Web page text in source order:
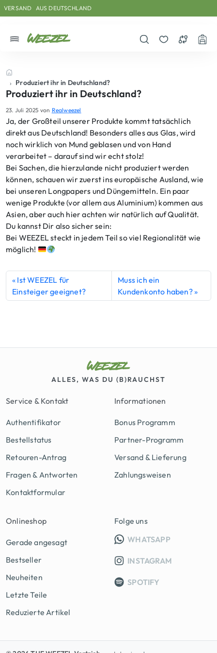
Skip to main content
Direkt zum Inhalt
Weiter zum Footer
VERSAND AUS DEUTSCHLAND
Startseite
Produziert ihr in Deutschland?
Produziert ihr in Deutschland?
23. Juli 2025 von Realweezel
Ja, der Großteil unserer Produkte kommt tatsächlich
direkt aus Deutschland! Besonders alles aus Glas, wird
noch wirklich von Mund geblasen und von Hand
verarbeitet – darauf sind wir echt stolz!
Bei Sachen, die hierzulande nicht produziert werden
können, schauen wir zuerst ins europäische Ausland, wie
bei unseren Longpapers und Düngemitteln. Ein paar
wenige Produkte (vor allem aus Aluminium) kommen aus
Asien, aber auch hier achten wir natürlich auf Qualität.
Du kannst Dir also sicher sein:
Bei WEEZEL steckt in jedem Teil so viel Regionalität wie
möglich!
Ist WEEZEL für
Einsteiger geeignet?
Muss ich ein
Kundenkonto haben?
ALLES, WAS DU (B)RAUCHST
Service & Kontakt
Authentifikator
Bestellstatus
Retouren-Antrag
Fragen & Antworten
Kontaktformular
Informationen
Bonus Programm
Partner-Programm
Versand & Lieferung
Zahlungsweisen
Onlineshop
Gerade angesagt
Bestseller
Neuheiten
Letzte Teile
Reduzierte Artikel
Folge uns
WHATSAPPINFO
INSTAGRAM
SPOTIFY